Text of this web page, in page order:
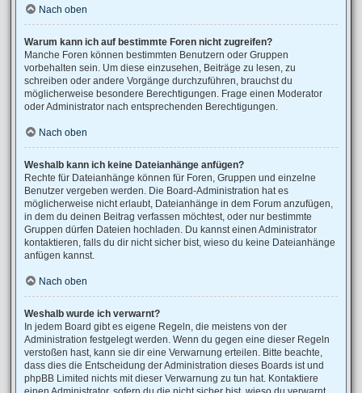
Nach oben
Warum kann ich auf bestimmte Foren nicht zugreifen?
Manche Foren können bestimmten Benutzern oder Gruppen
vorbehalten sein. Um diese einzusehen, Beiträge zu lesen, zu
schreiben oder andere Vorgänge durchzuführen, brauchst du
möglicherweise besondere Berechtigungen. Frage einen Moderator
oder Administrator nach entsprechenden Berechtigungen.
Nach oben
Weshalb kann ich keine Dateianhänge anfügen?
Rechte für Dateianhänge können für Foren, Gruppen und einzelne
Benutzer vergeben werden. Die Board-Administration hat es
möglicherweise nicht erlaubt, Dateianhänge in dem Forum anzufügen,
in dem du deinen Beitrag verfassen möchtest, oder nur bestimmte
Gruppen dürfen Dateien hochladen. Du kannst einen Administrator
kontaktieren, falls du dir nicht sicher bist, wieso du keine Dateianhänge
anfügen kannst.
Nach oben
Weshalb wurde ich verwarnt?
In jedem Board gibt es eigene Regeln, die meistens von der
Administration festgelegt werden. Wenn du gegen eine dieser Regeln
verstoßen hast, kann sie dir eine Verwarnung erteilen. Bitte beachte,
dass dies die Entscheidung der Administration dieses Boards ist und
phpBB Limited nichts mit dieser Verwarnung zu tun hat. Kontaktiere